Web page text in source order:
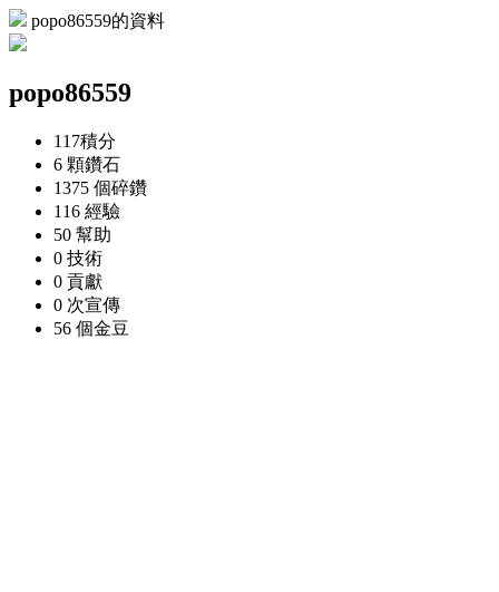
popo86559的資料
popo86559
117積分
6 顆鑽石
1375 個碎鑽
116 經驗
50 幫助
0 技術
0 貢獻
0 次宣傳
56 個金豆